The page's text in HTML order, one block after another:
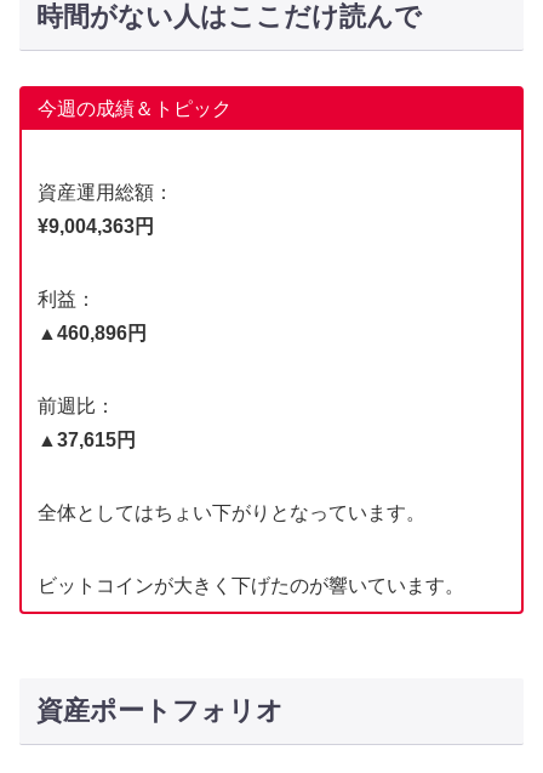
時間がない人はここだけ読んで
今週の成績＆トピック
資産運用総額：
¥9,004,363円
利益：
▲460,896円
前週比：
▲37,615円
全体としてはちょい下がりとなっています。
ビットコインが大きく下げたのが響いています。
資産ポートフォリオ